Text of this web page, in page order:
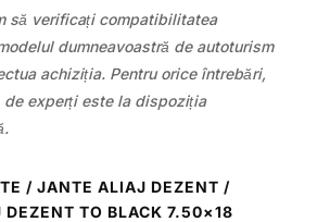
să verificați compatibilitatea
dumneavoastră de autoturism
achiziția. Pentru orice întrebări,
de experți este la dispoziția
/ JANTE ALIAJ DEZENT /
TO BLACK 7.50×18